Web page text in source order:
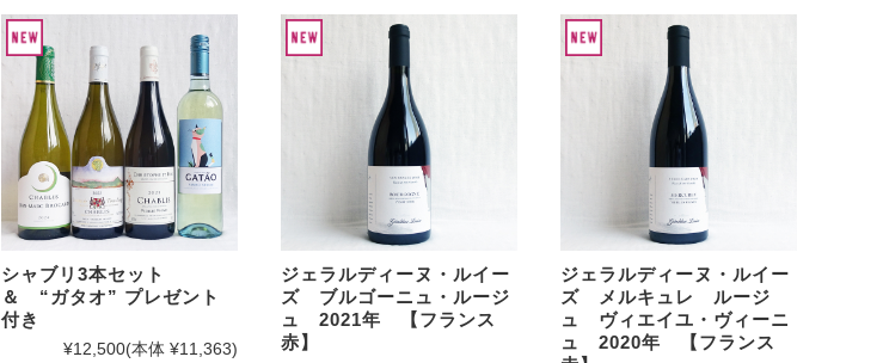
20% OFF
よりどり 3 本、
5,940 円
AC ブルゴーニ
ュ・セール
シャンパーニュ・
セール
ピノ・ノワール特
集
ジャケ買いワイン
お得なワインセッ
ピュリニー・モンラッシェ
シャサーニュ・モンラッシェ
ピエモンテ
トスカーナ
ポート
マデイラ
マルセル・ダイス
ジトン・ペール・
エ・フィス
カーヴェス・メッ
シアス
ベルンハルト・コ
ッホ
神の雫ワイン
試飲レポート
シャブリ3本セット
＆ “ガタオ” プレゼント
付き
¥12,500(本体 ¥11,363)
ジェラルディーヌ・ルイー
ズ ブルゴーニュ・ルージ
ュ 2021年 【フランス
赤】
ジェラルディーヌ・ルイー
ズ メルキュレ ルージ
ュ ヴィエイユ・ヴィーニ
ュ 2020年 【フランス